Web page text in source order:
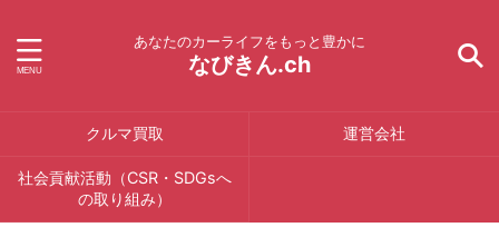
あなたのカーライフをもっと豊かに
なびきん.ch
クルマ買取 運営会社
社会貢献活動（CSR・SDGsへ
の取り組み）